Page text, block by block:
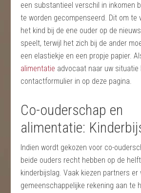
een substantieel verschil in inkomen
te worden gecompenseerd. Dit om te
het kind bij de ene ouder op de
speelt, terwijl het zich bij de ander
een elastiekje en een propje papier.
alimentatie advocaat naar uw situatie
contactformulier in op deze pagina.
Co-ouderschap en
alimentatie:
Indien wordt gekozen voor co-
beide ouders recht hebben op de
kinderbijslag. Vaak kiezen partners er
gemeenschappelijke rekening aan te